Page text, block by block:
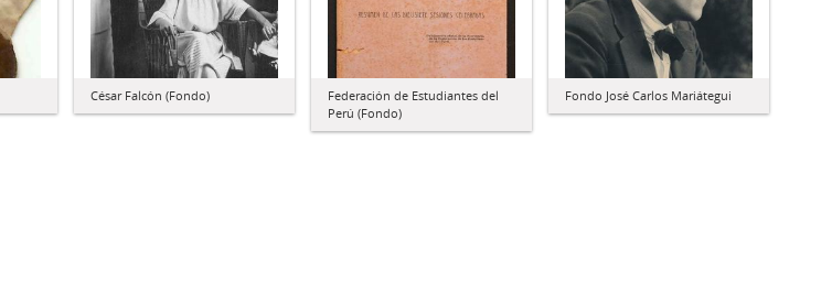
César Falcón (Fondo)
Federación de Estudiantes del
Perú (Fondo)
Fondo José Carlos Mariátegui